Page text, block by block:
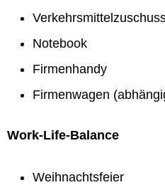
Notebook
Firmenhandy
Firmenwagen
Work-Life-Balance
Weihnachtsfeier